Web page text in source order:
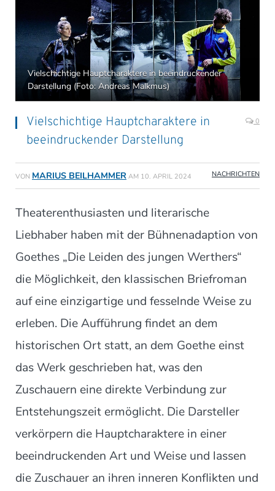
Vielschichtige Hauptcharaktere in beeindruckender
Darstellung (Foto: Andreas Malkmus)
Vielschichtige Hauptcharaktere in
beeindruckender Darstellung
0
VON MARIUS BEILHAMMER AM 10. APRIL 2024 NACHRICHTEN
Theaterenthusiasten und literarische
Liebhaber haben mit der Bühnenadaption von
Goethes „Die Leiden des jungen Werthers“
die Möglichkeit, den klassischen Briefroman
auf eine einzigartige und fesselnde Weise zu
erleben. Die Aufführung findet an dem
historischen Ort statt, an dem Goethe einst
das Werk geschrieben hat, was den
Zuschauern eine direkte Verbindung zur
Entstehungszeit ermöglicht. Die Darsteller
verkörpern die Hauptcharaktere in einer
beeindruckenden Art und Weise und lassen
die Zuschauer an ihren inneren Konflikten und